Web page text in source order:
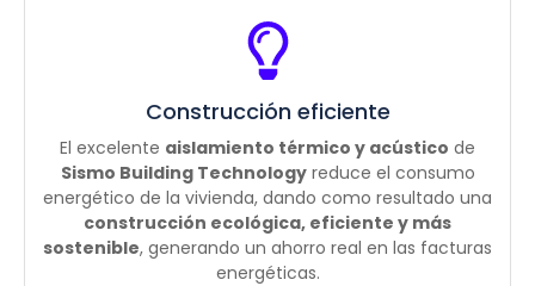
Construcción eficiente
El excelente aislamiento térmico y acústico de
Sismo Building Technologyreduce el consumo
energético de la vivienda, dando como resultado una
construcción ecológica, eficiente y más
sostenible, generando un ahorro real en las facturas
energéticas.